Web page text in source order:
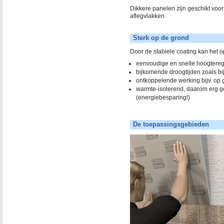
Dikkere panelen zijn geschikt
aflegvlakken.
Sterk op de grond
Door de stabiele coating kan het
eenvoudige en snelle
bijkomende droogtijden zoals
ontkoppelende werking bijv. op
warmte-isolerend, daarom erg
(energiebesparing!)
De toepassingsgebieden